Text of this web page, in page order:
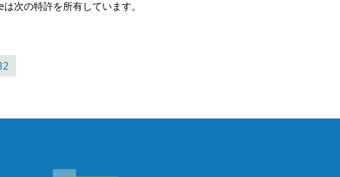
次の特許を所有しています。